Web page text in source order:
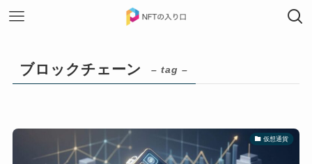
ブロックチェーン – tag –
仮想通貨